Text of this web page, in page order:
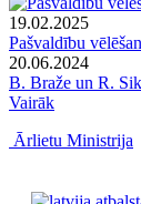
19.02.2025
Pašvaldību
20.06.2024
B. Braže un R.
Vairāk
Ārlietu Ministrija